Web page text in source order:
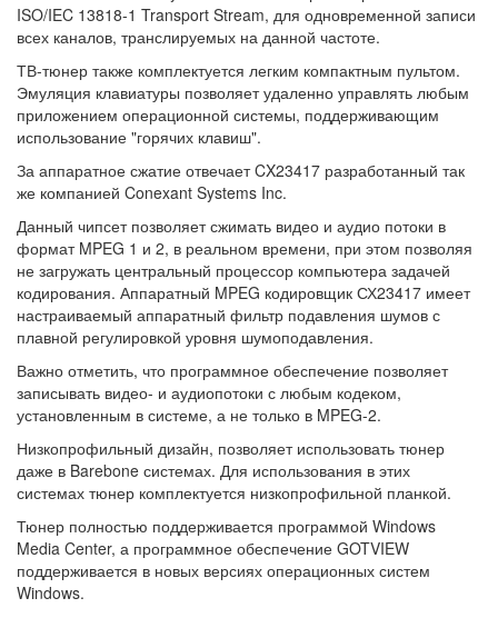
ISO/IEC 13818-1 Transport Stream, для одновременной записи
всех каналов, транслируемых на данной частоте.
ТВ-тюнер также комплектуется легким компактным пультом.
Эмуляция клавиатуры позволяет удаленно управлять любым
приложением операционной системы, поддерживающим
использование "горячих клавиш".
За аппаратное сжатие отвечает CX23417 разработанный так
же компанией Conexant Systems Inc.
Данный чипсет позволяет сжимать видео и аудио потоки в
формат MPEG 1 и 2, в реальном времени, при этом позволяя
не загружать центральный процессор компьютера задачей
кодирования. Аппаратный MPEG кодировщик СХ23417 имеет
настраиваемый аппаратный фильтр подавления шумов с
плавной регулировкой уровня шумоподавления.
Важно отметить, что программное обеспечение позволяет
записывать видео- и аудиопотоки с любым кодеком,
установленным в системе, а не только в MPEG-2.
Низкопрофильный дизайн, позволяет использовать тюнер
даже в Barebone системах. Для использования в этих
системах тюнер комплектуется низкопрофильной планкой.
Тюнер полностью поддерживается программой Windows
Media Center, а программное обеспечение GOTVIEW
поддерживается в новых версиях операционных систем
Windows.